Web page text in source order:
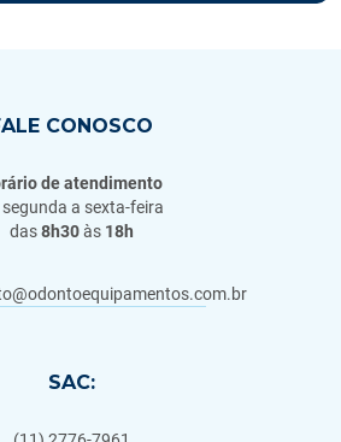
CONOSCO
de atendimento
segunda a sexta-feira
das8h30às 18h
SAC: